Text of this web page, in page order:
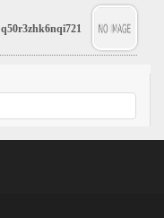
q50r3zhk6nqi721